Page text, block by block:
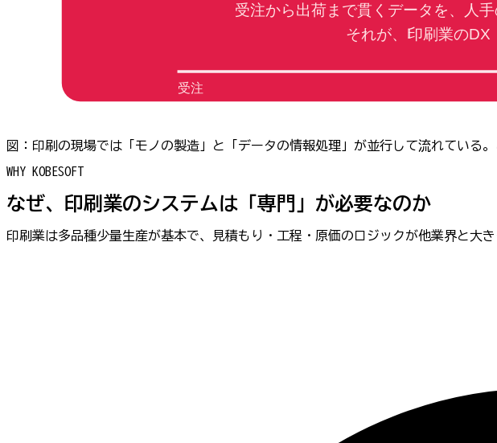
受注から出荷まで貫くデータを、人
それが、印刷業のDX
受注
図：印刷の現場では「モノの製造」と「データの情報処理」が並行して流れている
WHY KOBESOFT
なぜ、印刷業のシステムは「専門」が必要なのか
印刷業は多品種少量生産が基本で、見積もり・工程・原価のロジックが他業界と大